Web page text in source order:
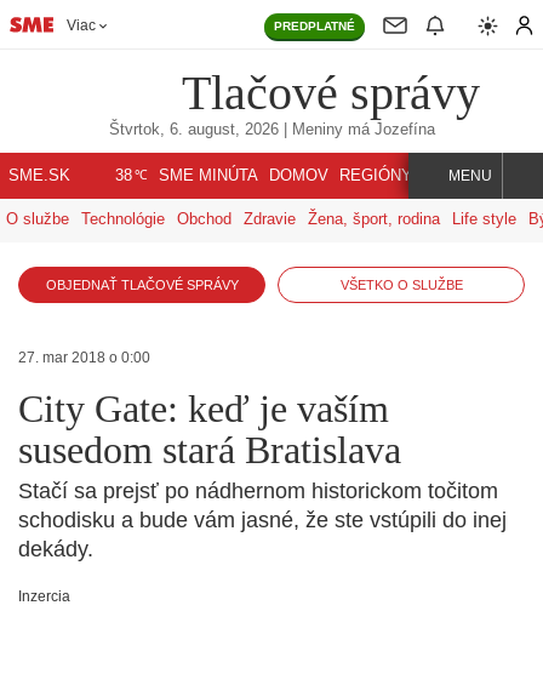
Viac PREDPLATNÉ
Tlačové správy
Štvrtok, 6. august, 2026| Meniny má Jozefína
SME.SK 38℃ SME MINÚTA DOMOV REGIÓNY INDEX SVET
MENU
O službe Technológie Obchod Zdravie Žena, šport, rodina Life style
OBJEDNAŤ TLAČOVÉ SPRÁVY VŠETKO O SLUŽBE
27. mar 2018 o 0:00
City Gate: keď je vaším
susedom stará Bratislava
Stačí sa prejsť po nádhernom historickom točitom
schodisku a bude vám jasné, že ste vstúpili do inej
dekády.
Inzercia